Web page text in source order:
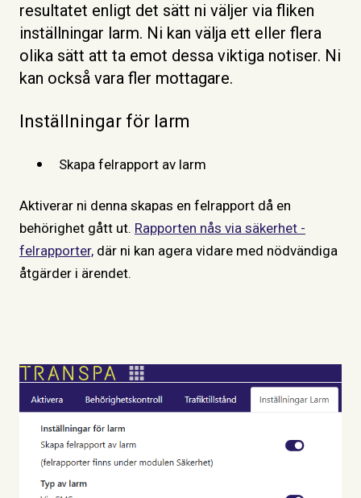
resultatet enligt det sätt ni väljer via fliken
inställningar larm. Ni kan välja ett eller flera
olika sätt att ta emot dessa viktiga notiser. Ni
kan också vara fler mottagare.
Inställningar för larm
Skapa felrapport av larm
Aktiverar ni denna skapas en felrapport då en
behörighet gått ut. Rapporten nås via säkerhet -
felrapporter, där ni kan agera vidare med nödvändiga
åtgärder i ärendet.